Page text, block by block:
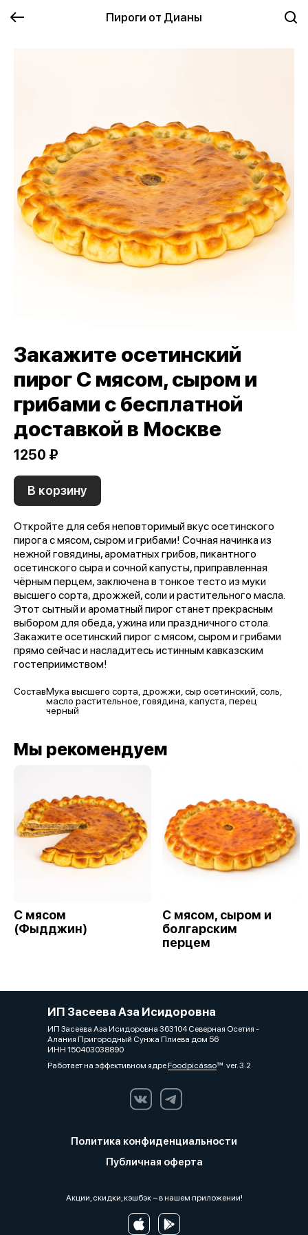
Пироги от Дианы
Закажите осетинский
пирог C мясом, сыром и
грибами с бесплатной
доставкой в Москве
1250 ₽
В корзину
Откройте для себя неповторимый вкус осетинского
пирога с мясом, сыром и грибами! Сочная начинка из
нежной говядины, ароматных грибов, пикантного
осетинского сыра и сочной капусты, приправленная
чёрным перцем, заключена в тонкое тесто из муки
высшего сорта, дрожжей, соли и растительного масла.
Этот сытный и ароматный пирог станет прекрасным
выбором для обеда, ужина или праздничного стола.
Закажите осетинский пирог с мясом, сыром и грибами
прямо сейчас и насладитесь истинным кавказским
гостеприимством!
СоставМука высшего сорта, дрожжи, сыр осетинский, соль,
масло растительное, говядина, капуста, перец
черный
Мы рекомендуем
С мясом
(Фыдджин)
С мясом, сыром и
болгарским
перцем
ИП Засеева Аза Исидоровна
ИП Засеева Аза Исидоровна 363104 Северная Осетия -
Алания Пригородный Сунжа Плиева дом 56
ИНН 150403038890
Работает на эффективном ядреFoodpicássover. 3.2
Политика конфиденциальности
Публичная оферта
Акции, скидки, кэшбэк − в нашем приложении!